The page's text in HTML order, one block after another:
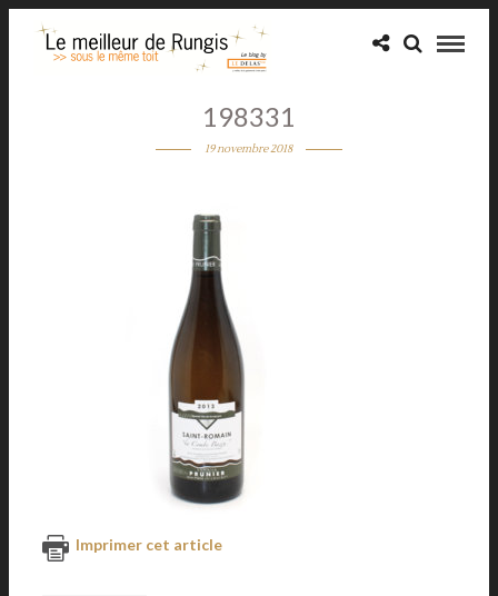
198331
19 novembre 2018
Imprimer cet article